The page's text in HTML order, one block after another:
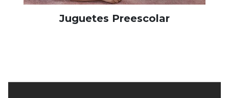
Juguetes Preescolar